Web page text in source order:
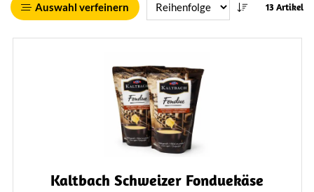
Auswahl verfeinern 13 Artikel
Kaltbach Schweizer Fonduekäse